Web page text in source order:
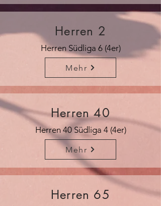
Herren 2
Herren Südliga 6 (4er)
Mehr
Herren 40
Herren 40 Südliga 4 (4er)
Mehr
Herren 65